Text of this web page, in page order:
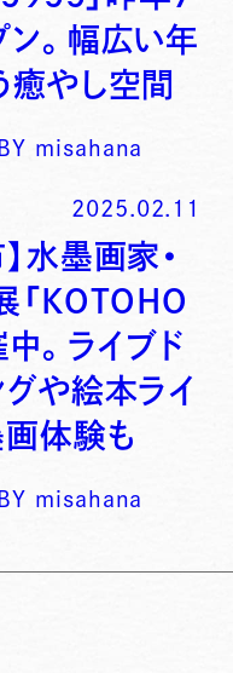
ン。幅広い年
癒やし空間
misahana
2025.02.11
水墨画家・
「KOTOHO
。ライブド
グや絵本ライ
画体験も
misahana